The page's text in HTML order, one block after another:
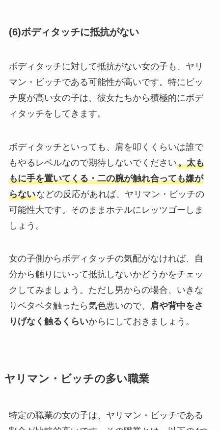
(6)ボディタッチに抵抗がない
ボディタッチに対して抵抗がない女の子も、ヤリ
マン・ビッチである可能性が高いです。特にビッ
チ度が高い女の子は、彼女たちから積極的にボデ
ィタッチをしてきます。
ボディタッチといっても、肩を叩くくらいは誰で
もやるレベルなので期待しないでください。太も
もに手を置いてくる・二の腕が触れ合っても嫌が
らないなどの反応があれば、ヤリマン・ビッチの
可能性大です。そのままホテルにレッツゴーしま
しょう。
女の子側からボディタッチの気配がなければ、自
分から触りにいって抵抗しないかどうかをチェッ
クしてみましょう。ただし男からの場合、いきな
りベタベタ触ったら気色悪いので、 肩や背中をさ
りげなく触るくらいからにしておきましょう。
ヤリマン・ビッチの多い職業
特定の職業の女の子は、ヤリマン・ビッチである